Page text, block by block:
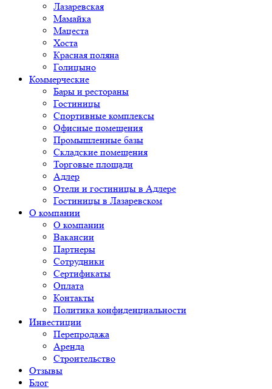
Лазаревская
Мамайка
Мацеста
Хоста
Красная поляна
Голицыно
Коммерческие
Бары и рестораны
Гостиницы
Спортивные комплексы
Офисные помещения
Промышленные базы
Складские помещения
Торговые площади
Адлер
Отели и гостиницы в Адлере
Гостиницы в Лазаревском
О компании
О компании
Вакансии
Партнеры
Сотрудники
Сертификаты
Оплата
Контакты
Политика конфиденциальности
Инвестиции
Перепродажа
Аренда
Строительство
Отзывы
Блог